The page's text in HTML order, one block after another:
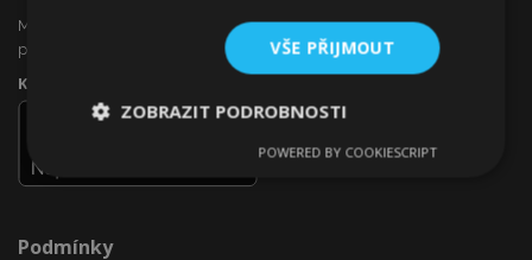
Máte zájem o dropshipping, nebo se chcete stát naším
partnerem?
Kontaktujte nás ještě dnes!
Podmínky
VŠE PŘIJMOUT
ZOBRAZIT PODROBNOSTI
nutné
Výkonové
soubory
Soubory
POWERED BY COOKIESCRIPT